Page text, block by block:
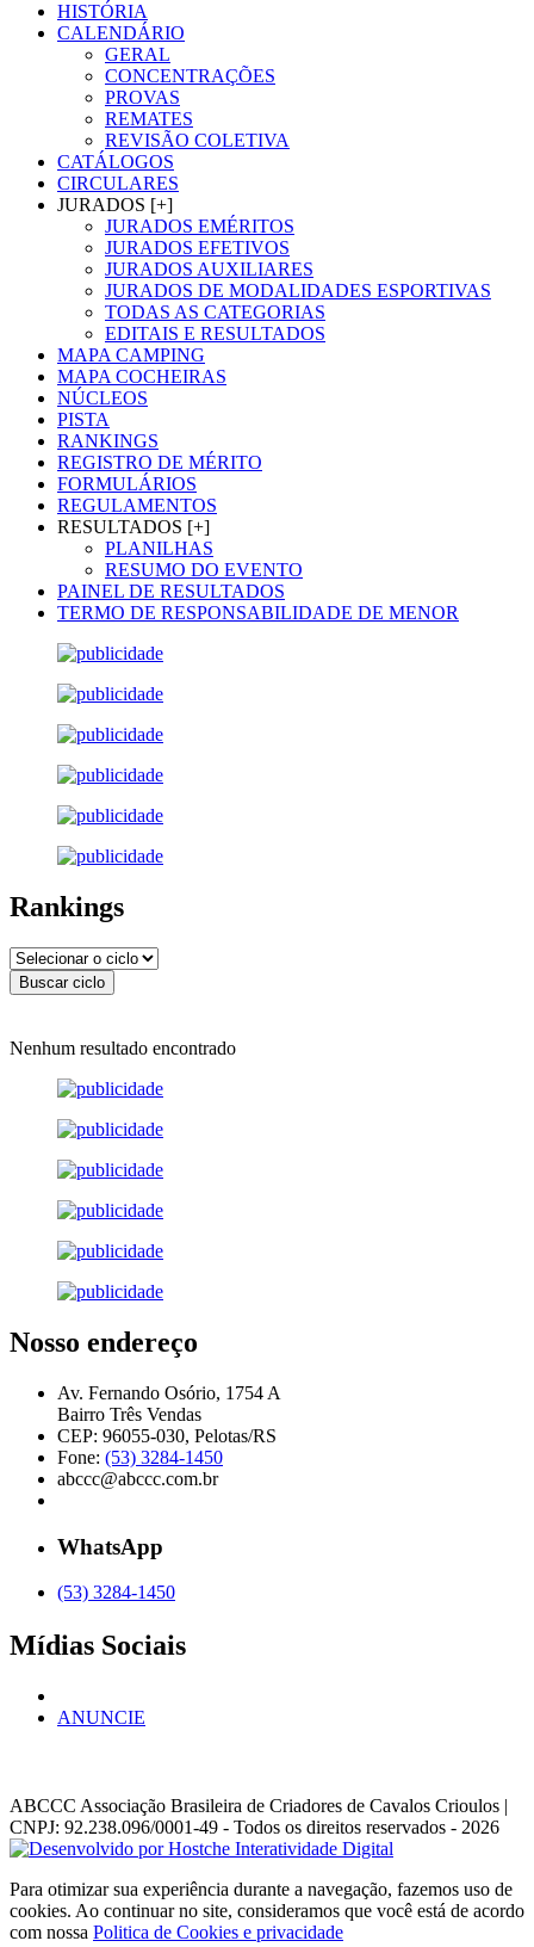
HISTÓRIA
CALENDÁRIO
GERAL
CONCENTRAÇÕES
PROVAS
REMATES
REVISÃO COLETIVA
CATÁLOGOS
CIRCULARES
JURADOS [+]
JURADOS EMÉRITOS
JURADOS EFETIVOS
JURADOS AUXILIARES
JURADOS DE MODALIDADES ESPORTIVAS
TODAS AS CATEGORIAS
EDITAIS E RESULTADOS
MAPA CAMPING
MAPA COCHEIRAS
NÚCLEOS
PISTA
RANKINGS
REGISTRO DE MÉRITO
FORMULÁRIOS
REGULAMENTOS
RESULTADOS [+]
PLANILHAS
RESUMO DO EVENTO
PAINEL DE RESULTADOS
TERMO DE RESPONSABILIDADE DE MENOR
Rankings
Nenhum resultado encontrado
Nosso endereço
Av. Fernando Osório, 1754 A
Bairro Três Vendas
CEP: 96055-030, Pelotas/RS
Fone: (53) 3284-1450
abccc@abccc.com.br
WhatsApp
(53) 3284-1450
Mídias Sociais
ANUNCIE
ABCCC Associação Brasileira de Criadores de Cavalos Crioulos |
CNPJ: 92.238.096/0001-49 - Todos os direitos reservados - 2026
Para otimizar sua experiência durante a navegação, fazemos uso de
cookies. Ao continuar no site, consideramos que você está de acordo
com nossa Politica de Cookies e privacidade